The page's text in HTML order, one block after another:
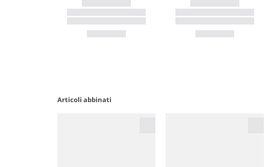
Articoli abbinati